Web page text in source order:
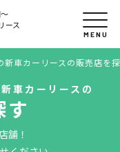
ース
MENU
新車カーリースの販売店を
車カーリースの
す
舗！